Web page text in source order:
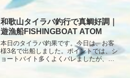
和歌山タイラバ釣行で真鯛好調｜
遊漁船FISHINGBOAT ATOM
本日のタイラバ釣果です。今日は、お客
様3名で出船しました。ポイントでは、シ
ョートバイト多くよくバレましたが、ポ